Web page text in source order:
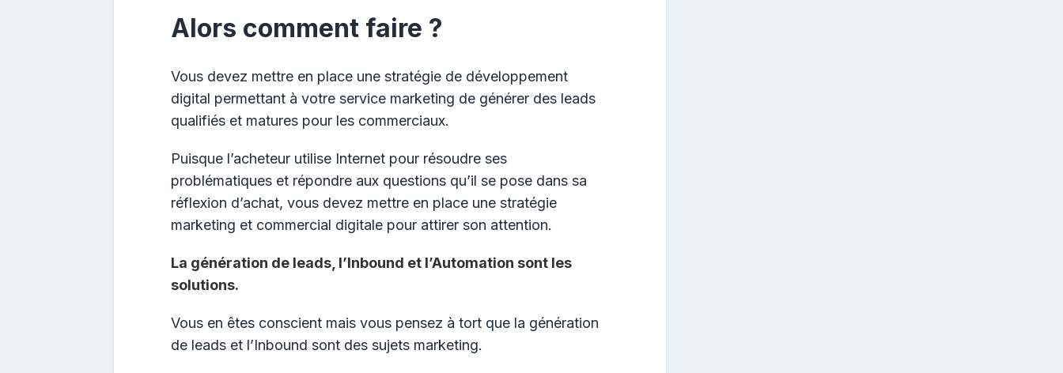
Alors comment faire ?
Vous devez mettre en place une stratégie de développement
digital permettant à votre service marketing de générer des leads
qualifiés et matures pour les commerciaux.
Puisque l’acheteur utilise Internet pour résoudre ses
problématiques et répondre aux questions qu’il se pose dans sa
réflexion d’achat, vous devez mettre en place une stratégie
marketing et commercial digitale pour attirer son attention.
La génération de leads, l’Inbound et l’Automation sont les
solutions.
Vous en êtes conscient mais vous pensez à tort que la génération
de leads et l’Inbound sont des sujets marketing.